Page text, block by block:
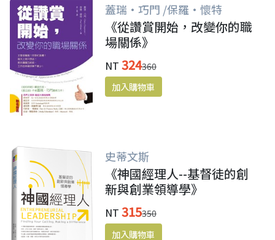
蓋瑞‧巧門 /保羅‧懷特
《從讚賞開始，改變你的職
場關係》
NT 324360
史蒂文斯
《神國經理人--基督徒的創
新與創業領導學》
NT 315350